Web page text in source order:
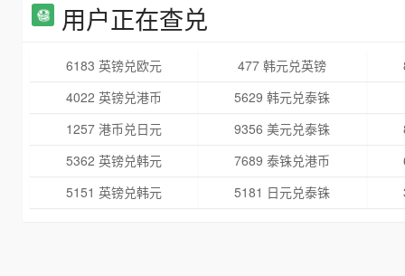
用户正在查兑
6183 英镑兑欧元 477 韩元兑英镑
4022 英镑兑港币
5629 韩元兑泰铢
1257 港币兑日元
9356 美元兑泰铢
5362 英镑兑韩元
7689 泰铢兑港币
5151 英镑兑韩元
5181 日元兑泰铢